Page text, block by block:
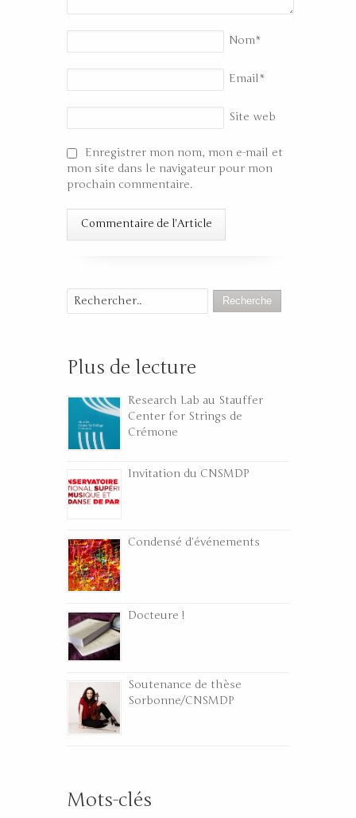
Nom*
Email*
Site web
Enregistrer mon nom, mon e-mail et
mon site dans le navigateur pour mon
prochain commentaire.
Recherche
Plus de lecture
Research Lab au Stauffer
Center for Strings de
Crémone
Invitation du CNSMDP
Condensé d’événements
Docteure !
Soutenance de thèse
Sorbonne/CNSMDP
Mots-clés